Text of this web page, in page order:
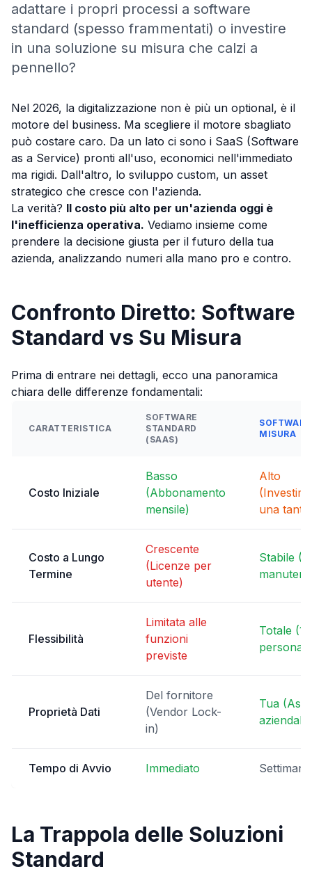
adattare i propri processi a software
standard (spesso frammentati) o investire
in una soluzione su misura che calzi a
pennello?
Nel 2026, la digitalizzazione non è più un optional, è il
motore del business. Ma scegliere il motore sbagliato
può costare caro. Da un lato ci sono i SaaS (Software
as a Service) pronti all'uso, economici nell'immediato
ma rigidi. Dall'altro, lo sviluppo custom, un asset
strategico che cresce con l'azienda.
La verità? Il costo più alto per un'azienda oggi è
l'inefficienza operativa. Vediamo insieme come
prendere la decisione giusta per il futuro della tua
azienda, analizzando numeri alla mano pro e contro.
Confronto Diretto: Software
Standard vs Su Misura
Prima di entrare nei dettagli, ecco una panoramica
chiara delle differenze fondamentali:
CARATTERISTICA
SOFTWARE
STANDARD
(SAAS)
MISURA
Costo Iniziale
Basso
(Abbonamento
mensile)
Alto
una
Costo a Lungo
Termine
Crescente
(Licenze per
utente)
Stabile
Flessibilità
Limitata alle
funzioni
previste
Totale
Proprietà Dati
Del fornitore
(Vendor Lock-
in)
Tua
aziendale)
Tempo di Avvio Immediato
La Trappola delle Soluzioni
Standard